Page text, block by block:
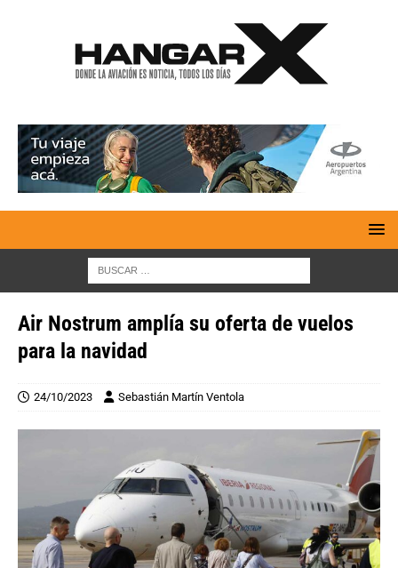
Air Nostrum amplía su oferta de vuelos
para la navidad
24/10/2023 Sebastián Martín Ventola